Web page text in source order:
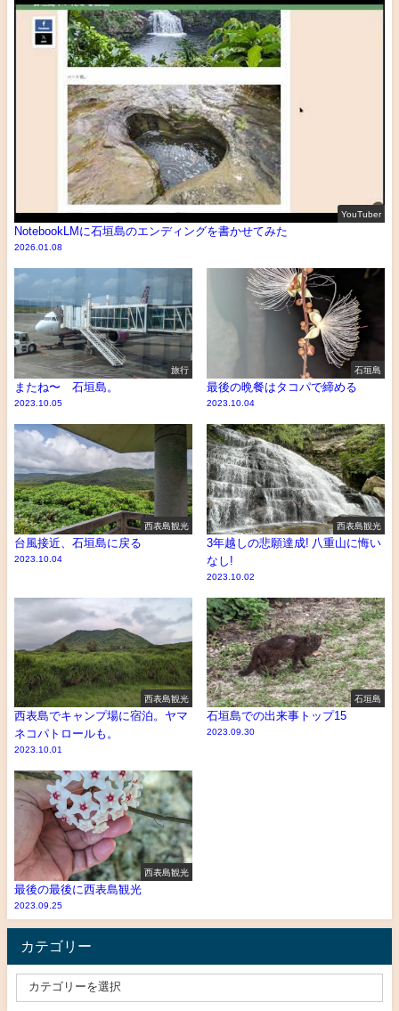
YouTuber
NotebookLMに石垣島のエンディングを書かせてみた
2026.01.08
旅行
またね〜 石垣島。
2023.10.05
石垣島
最後の晩餐はタコパで締める
2023.10.04
西表島観光
台風接近、石垣島に戻る
2023.10.04
西表島観光
3年越しの悲願達成! 八重山に悔い
なし!
2023.10.02
西表島観光
西表島でキャンプ場に宿泊。ヤマ
ネコパトロールも。
2023.10.01
石垣島
石垣島での出来事トップ15
2023.09.30
西表島観光
最後の最後に西表島観光
2023.09.25
カテゴリー